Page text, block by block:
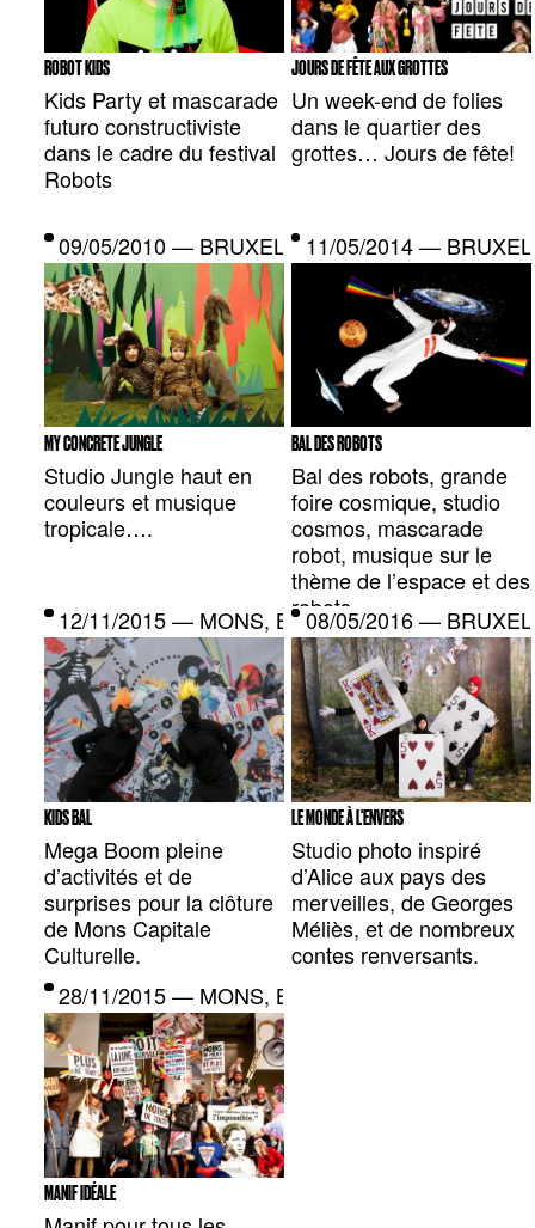
ROBOT KIDS
Kids Party et mascarade
futuro constructiviste
dans le cadre du festival
Robots
JOURS DE FÊTE AUX GROTTES
Un week-end de folies
dans le quartier des
grottes… Jours de fête!
09/05/2010 — BRUXELLES, BE
MY CONCRETE JUNGLE
Studio Jungle haut en
couleurs et musique
tropicale….
11/05/2014 —
BAL DES ROBOTS
Bal des robots, grande
foire cosmique, studio
cosmos, mascarade
robot, musique sur le
thème de l’espace et des
robots.
12/11/2015 — MONS, BE
KIDS BAL
Mega Boom pleine
d’activités et de
surprises pour la clôture
de Mons Capitale
Culturelle.
08/05/2016 —
LE MONDE À L'ENVERS
Studio photo inspiré
d’Alice aux pays des
merveilles, de Georges
Méliès, et de nombreux
contes renversants.
28/11/2015 — MONS, BE
MANIF IDÉALE